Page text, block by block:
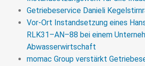
Getriebeservice Danieli
Vor-Ort Instandsetzung eines
RLK31–AN–88 bei einem
Abwasserwirtschaft
momac Group verstärkt